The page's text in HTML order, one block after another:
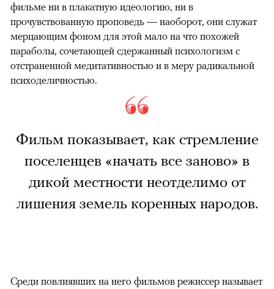
фильме ни в плакатную идеологию, ни в
прочувствованную проповедь — наоборот, они служат
мерцающим фоном для этой мало на что похожей
параболы, сочетающей сдержанный психологизм с
отстраненной медитативностью и в меру радикальной
психоделичностью.
Фильм показывает, как стремление
поселенцев «начать все заново» в
дикой местности неотделимо от
лишения земель коренных народов.
Среди повлиявших на него фильмов режиссер называет